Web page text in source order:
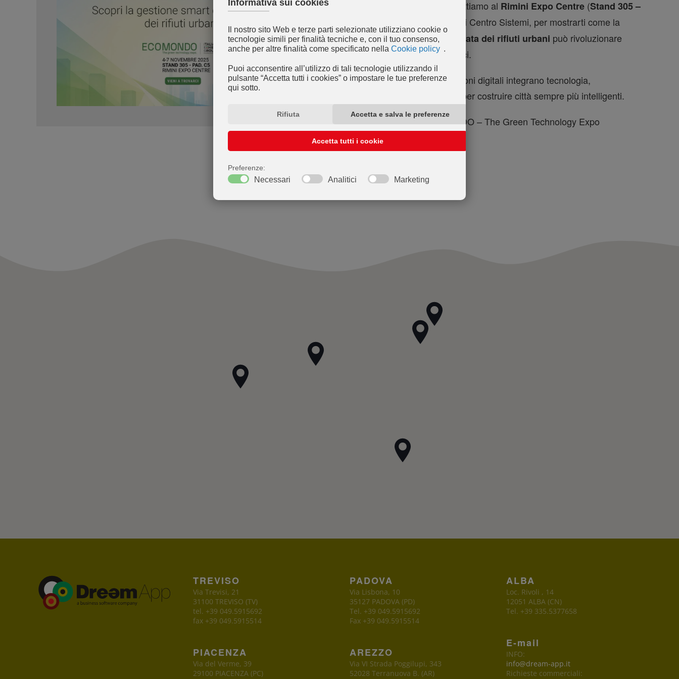
ti aspettiamo al Rimini Expo Centre (Stand 305 –
) insieme a Zucchetti Centro Sistemi, per mostrarti come la
gestione smart e centralizzata dei rifiuti urbani può rivoluzionare
l’efficienza dei servizi pubblici.
Scopri come le nostre soluzioni digitali integrano tecnologia,
automazione e sostenibilità per costruire città sempre più intelligenti.
Vieni a trovarci a ECOMONDO – The Green Technology Expo
TREVISO
Via Trevisi, 21
31100 TREVISO (TV)
tel. +39 049.5915692
fax +39 049.5915514
PIACENZA
Via del Verme, 39
29100 PIACENZA (PC)
PADOVA
Via Lisbona, 10
35127 PADOVA (PD)
Tel. +39 049.5915692
Fax +39 049.5915514
AREZZO
Via VI Strada Poggilupi, 343
52028 Terranuova B. (AR)
ALBA
Loc. Rivoli , 14
12051 ALBA (CN)
Tel. +39 335.5377658
E-mail
INFO:
info@dream-app.it
Richieste commerciali: